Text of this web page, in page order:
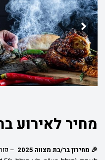
מחיר לאירוע
🎉 מחירון בר/בת מצווה 2025 –